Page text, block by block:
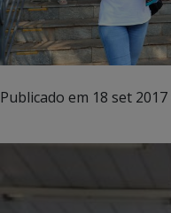
Publicado em 18 set 2017